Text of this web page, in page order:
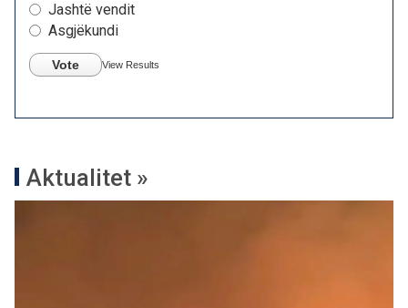
Jashtë vendit
Asgjëkundi
Vote View Results
Aktualitet »